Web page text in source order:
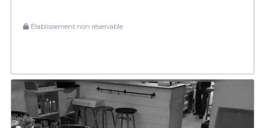
Établissement non réservable